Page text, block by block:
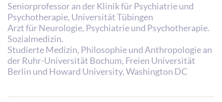
Seniorprofessor an der Klinik für Psychiatrie und
Psychotherapie, Universität Tübingen
Arzt für Neurologie, Psychiatrie und Psychotherapie.
Sozialmedizin.
Studierte Medizin, Philosophie und Anthropologie an
der Ruhr-Universität Bochum, Freien Universität
Berlin und Howard University, Washington DC